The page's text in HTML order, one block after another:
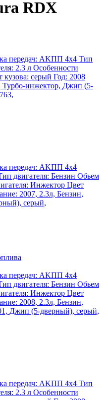
RDX
передач: АKПП 4х4 Тип
2.3 л Особенности
кузова: серый Год: 2008
Турбо-инжектор, Джип (5-
передач: АKПП 4х4
двигателя: Бензин Обьем
Инжектор Цвет
2007, 2.3л, Бензин,
серый,
передач: АKПП 4х4
двигателя: Бензин Обьем
Инжектор Цвет
2008, 2.3л, Бензин,
Джип (5-дверный), серый,
передач: АKПП 4х4 Тип
2.3 л Особенности